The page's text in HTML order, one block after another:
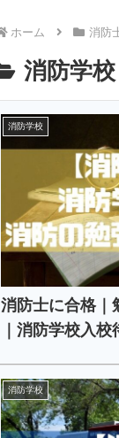
ホーム 消防
消防学校
消防学校
消防士に合格｜
｜消防学校入校
消防学校